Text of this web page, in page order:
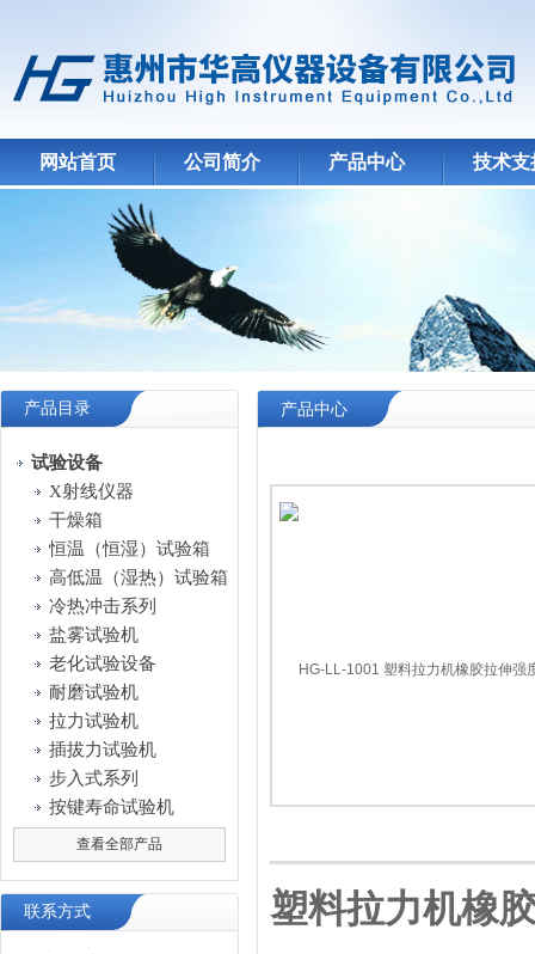
网站首页 公司简介 产品中心 技术支
产品目录
试验设备
X射线仪器
干燥箱
恒温（恒湿）试验箱
高低温（湿热）试验箱
冷热冲击系列
盐雾试验机
老化试验设备
耐磨试验机
拉力试验机
插拔力试验机
步入式系列
按键寿命试验机
查看全部产品
联系方式
产品中心
塑料拉力机橡